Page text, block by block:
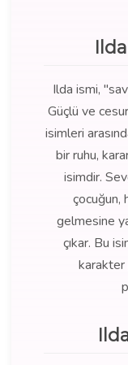
Ilda ismi,
Güçlü ve
isimleri
bir ruhu,
isimdir.
çocuğun,
gelmesine
çıkar. Bu
karakter